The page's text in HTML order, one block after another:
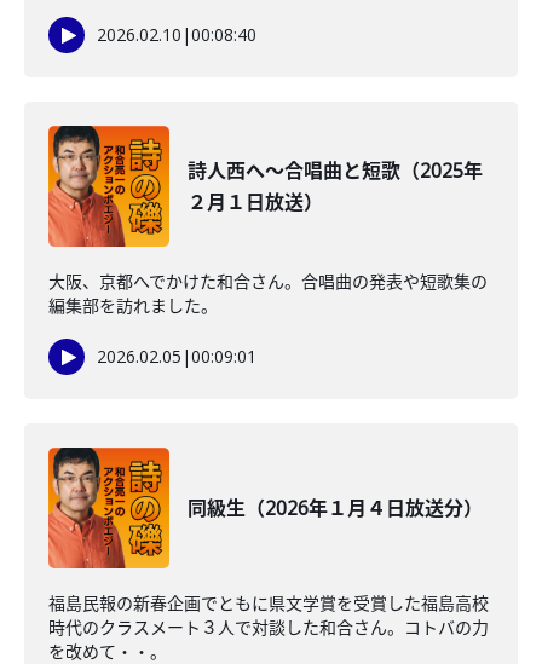
2026.02.10 |00:08:40
詩人西へ～合唱曲と短歌（2025年
２月１日放送）
大阪、京都へでかけた和合さん。合唱曲の発表や短歌集の
編集部を訪れました。
2026.02.05 |00:09:01
同級生（2026年１月４日放送分）
福島民報の新春企画でともに県文学賞を受賞した福島高校
時代のクラスメート３人で対談した和合さん。コトバの力
を改めて・・。